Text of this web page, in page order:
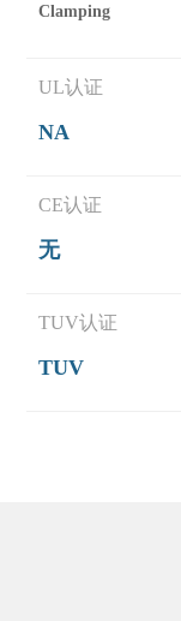
Clamping
UL认证
NA
CE认证
无
TUV认证
TUV